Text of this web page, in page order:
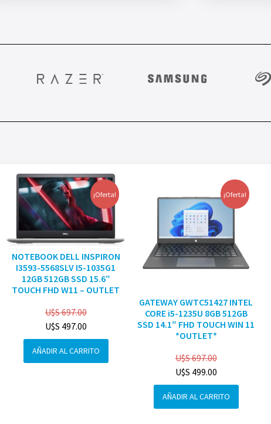
¡Oferta!
NOTEBOOK DELL INSPIRON
I3593-5568SLV I5-1035G1
12GB 512GB SSD 15.6″
TOUCH FHD W11 – OUTLET
U$S697.00
U$S 497.00
AÑADIR AL CARRITO
¡Oferta!
GATEWAY GWTC51427 INTEL
CORE i5-1235U 8GB 512GB
SSD 14.1″ FHD TOUCH WIN 11
*OUTLET*
U$S697.00
U$S 499.00
AÑADIR AL CARRITO